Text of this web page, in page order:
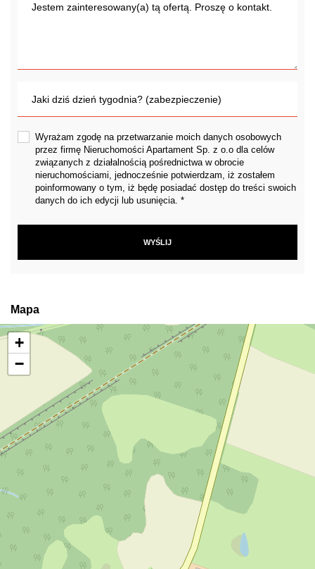
Wyrażam zgodę na przetwarzanie moich danych osobowych
przez firmę Nieruchomości Apartament Sp. z o.o dla celów
związanych z działalnością pośrednictwa w obrocie
nieruchomościami, jednocześnie potwierdzam, iż zostałem
poinformowany o tym, iż będę posiadać dostęp do treści swoich
danych do ich edycji lub usunięcia. *
Mapa
+
−